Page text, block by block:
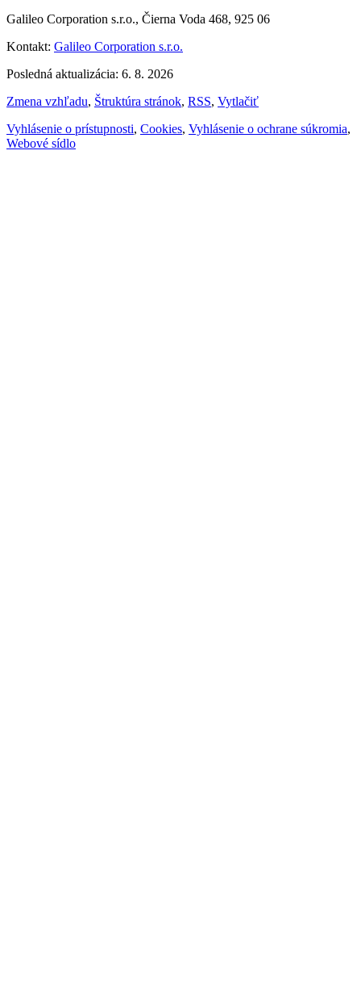
Galileo Corporation s.r.o., Čierna Voda 468, 925 06
Kontakt: Galileo Corporation s.r.o.
Posledná aktualizácia: 6. 8. 2026
Zmena vzhľadu, Štruktúra stránok, RSS, Vytlačiť
Vyhlásenie o prístupnosti, Cookies, Vyhlásenie o ochrane súkromia,
Webové sídlo